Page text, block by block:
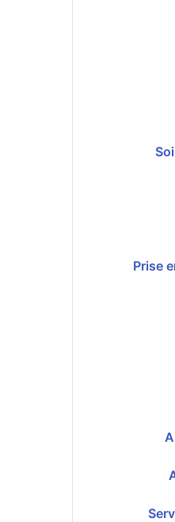
Prise